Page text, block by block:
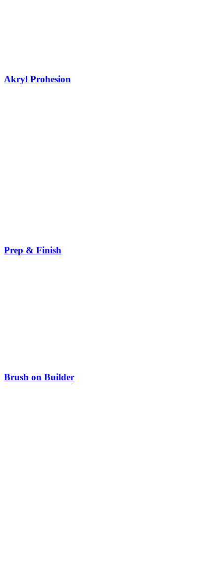
Akryl Prohesion
Prep & Finish
Brush on Builder